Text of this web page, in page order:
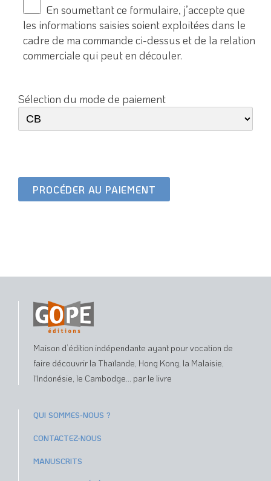
En soumettant ce formulaire, j’accepte que
les informations saisies soient exploitées dans le
cadre de ma commande ci-dessus et de la relation
commerciale qui peut en découler.
Sélection du mode de paiement
Maison d’édition indépendante ayant pour vocation de
faire découvrir la Thaïlande, Hong Kong, la Malaisie,
l'Indonésie, le Cambodge... par le livre
QUI SOMMES-NOUS ?
CONTACTEZ-NOUS
MANUSCRITS